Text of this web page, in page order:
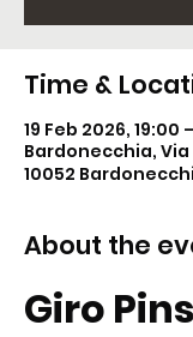
Time &
19 Feb 2026, 19:00
Bardonecchia, Via
10052
About the
Giro